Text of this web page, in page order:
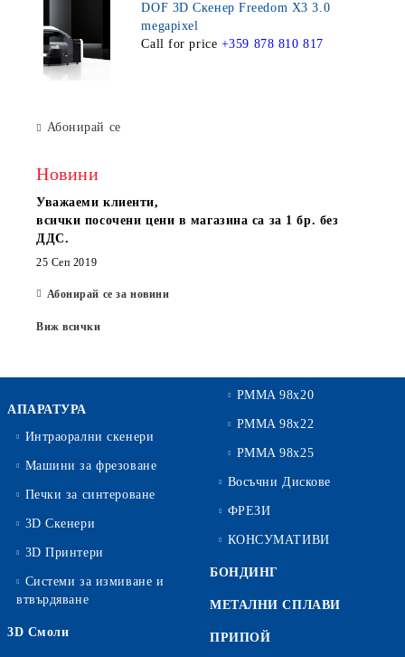
DOF 3D Скенер Freedom X3 3.0
megapixel
Call for price +359 878 810 817
Абонирай се
Новини
Уважаеми клиенти,
всички посочени цени в магазина са за 1 бр. без
ДДС.
25 Сеп 2019
Абонирай се за новини
Виж всички
АПАРАТУРА
Интраорални скенери
Машини за фрезоване
Печки за синтероване
3D Скенери
3D Принтери
Системи за измиване и
втвърдяване
3D Смоли
PMMA 98x20
PMMA 98x22
PMMA 98x25
Восъчни Дискове
ФРЕЗИ
КОНСУМАТИВИ
БОНДИНГ
МЕТАЛНИ СПЛАВИ
ПРИПОЙ